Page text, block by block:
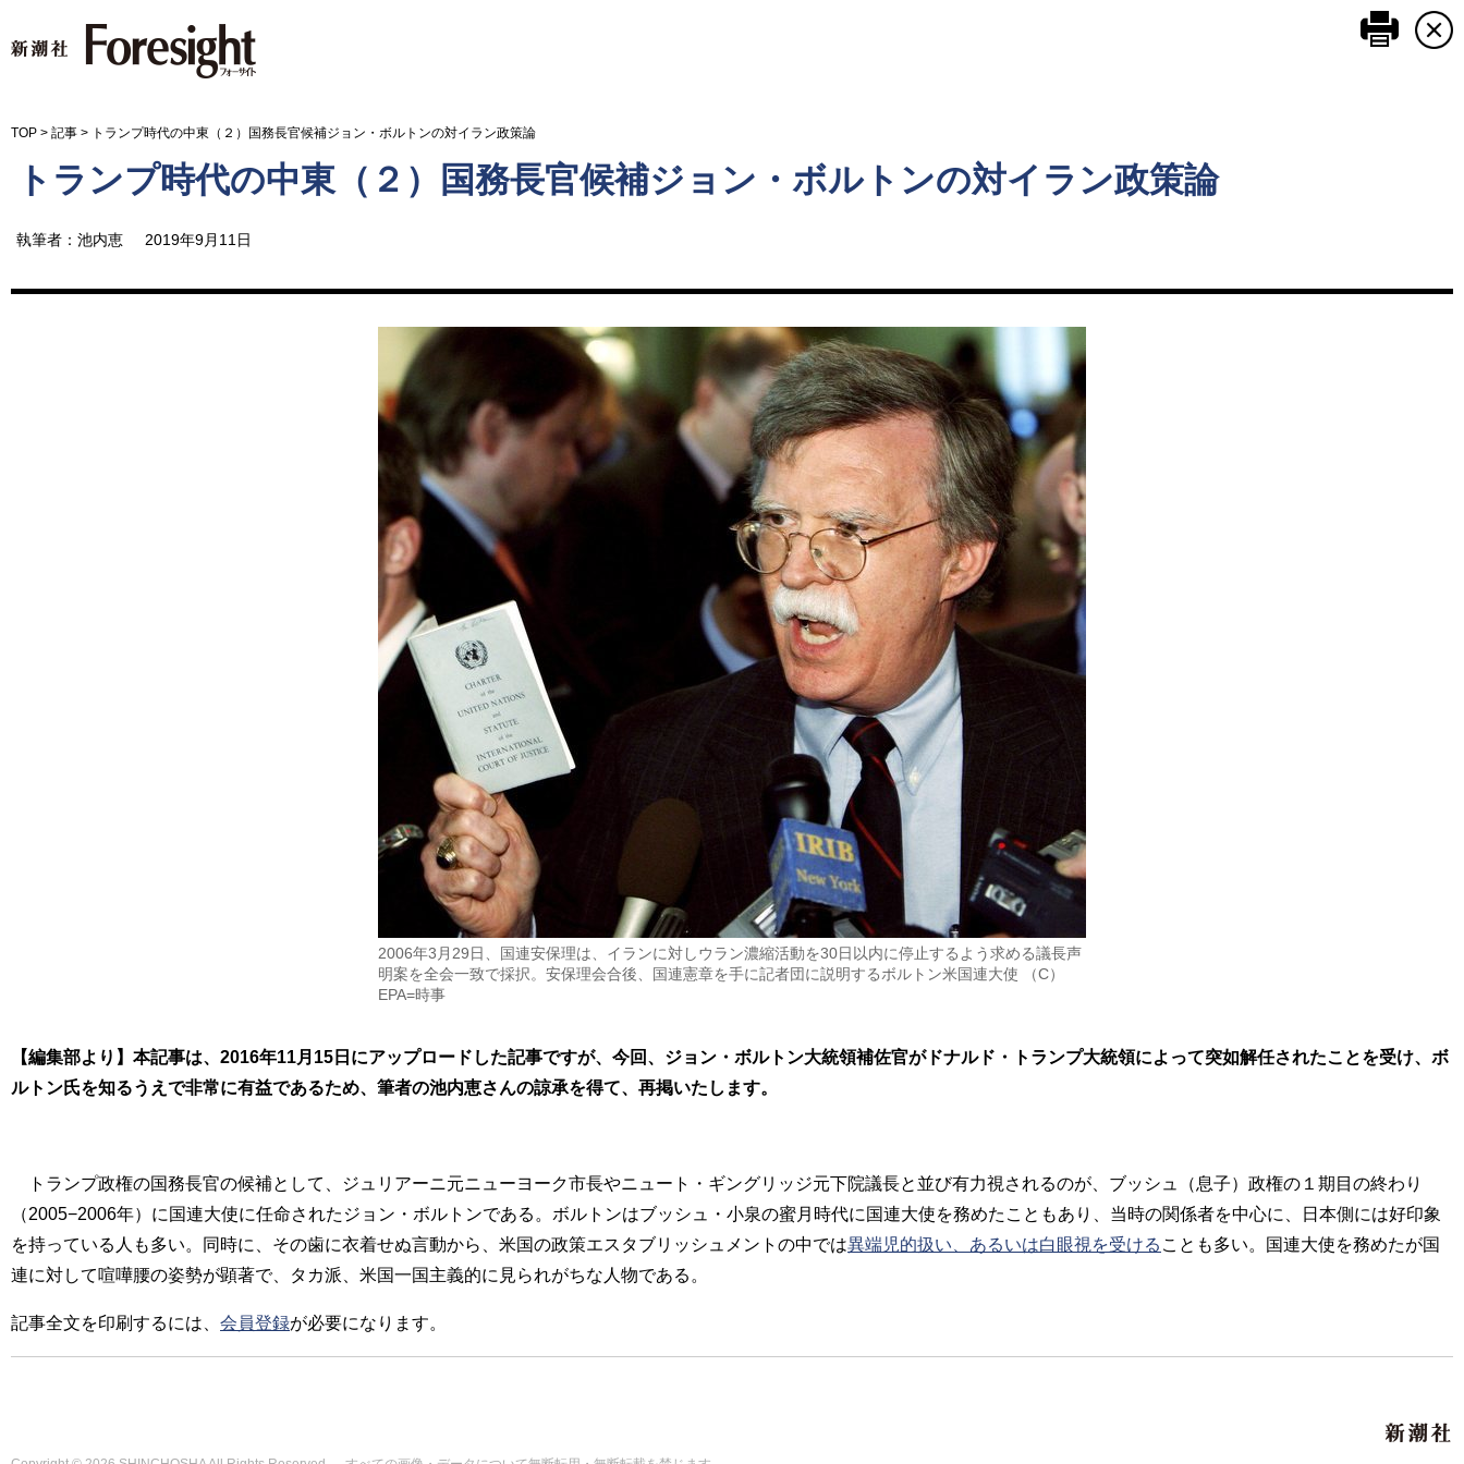
このペ
TOP > 記事 > トランプ時代の中東（２）国務長官候補ジョン・ボルトンの対イラン政策論
トランプ時代の中東（２）国務長官候補ジョン・ボルトンの対イラン政策論
執筆者：池内恵 2019年9月11日
2006年3月29日、国連安保理は、イランに対しウラン濃縮活動を30日以内に停止するよう求める議長声
明案を全会一致で採択。安保理会合後、国連憲章を手に記者団に説明するボルトン米国連大使 （C）
EPA=時事
【編集部より】本記事は、2016年11月15日にアップロードした記事ですが、今回、ジョン・ボルトン大統領補佐官がドナルド・トランプ大統領によって突如解任されたことを受け、ボ
ルトン氏を知るうえで非常に有益であるため、筆者の池内恵さんの諒承を得て、再掲いたします。
トランプ政権の国務長官の候補として、ジュリアーニ元ニューヨーク市長やニュート・ギングリッジ元下院議長と並び有力視されるのが、ブッシュ（息子）政権の１期目の終わり
（2005−2006年）に国連大使に任命されたジョン・ボルトンである。ボルトンはブッシュ・小泉の蜜月時代に国連大使を務めたこともあり、当時の関係者を中心に、日本側には好印象
を持っている人も多い。同時に、その歯に衣着せぬ言動から、米国の政策エスタブリッシュメントの中では異端児的扱い、あるいは白眼視を受ける ことも多い。国連大使を務めたが国
連に対して喧嘩腰の姿勢が顕著で、タカ派、米国一国主義的に見られがちな人物である。
記事全文を印刷するには、 会員登録が必要になります。